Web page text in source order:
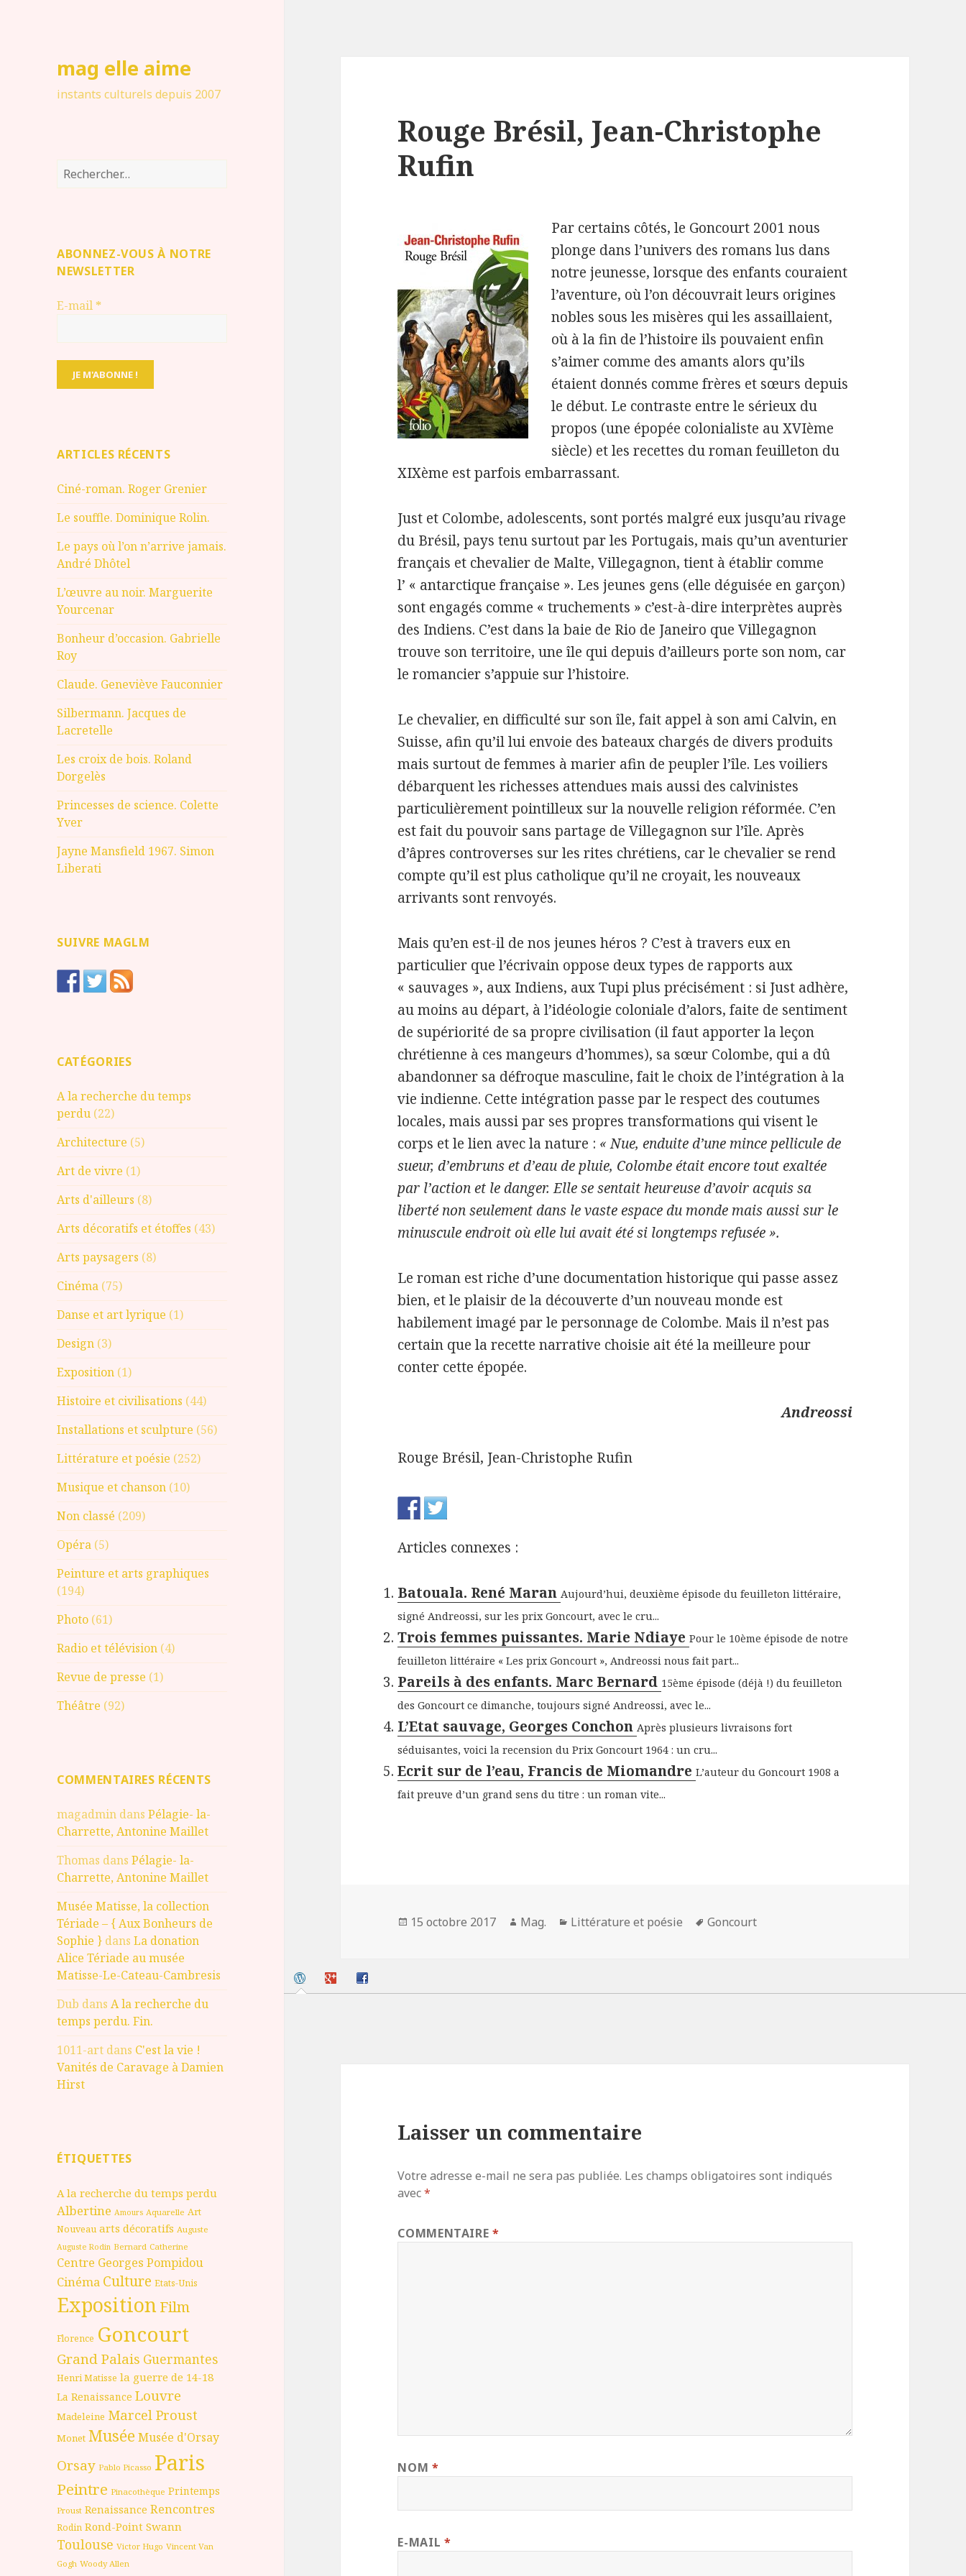
mag elle aime
instants culturels depuis 2007
Rechercher :
ABONNEZ-VOUS À NOTRE
NEWSLETTER
E-mail *
ARTICLES RÉCENTS
Ciné-roman. Roger Grenier
Le souffle. Dominique Rolin.
Le pays où l’on n’arrive jamais.
André Dhôtel
L’œuvre au noir. Marguerite
Yourcenar
Bonheur d’occasion. Gabrielle
Roy
Claude. Geneviève Fauconnier
Silbermann. Jacques de
Lacretelle
Les croix de bois. Roland
Dorgelès
Princesses de science. Colette
Yver
Jayne Mansfield 1967. Simon
Liberati
SUIVRE MAGLM
CATÉGORIES
A la recherche du temps
perdu (22)
Architecture (5)
Art de vivre (1)
Arts d'ailleurs (8)
Arts décoratifs et étoffes (43)
Arts paysagers (8)
Cinéma (75)
Danse et art lyrique (1)
Design (3)
Exposition (1)
Histoire et civilisations (44)
Installations et sculpture (56)
Littérature et poésie (252)
Musique et chanson (10)
Non classé (209)
Opéra (5)
Peinture et arts graphiques
(194)
Photo (61)
Radio et télévision (4)
Revue de presse (1)
Théâtre (92)
COMMENTAIRES RÉCENTS
magadmin dansPélagie- la-
Charrette, Antonine Maillet
Thomas dansPélagie- la-
Charrette, Antonine Maillet
Musée Matisse, la collection
Tériade – { Aux Bonheurs de
Sophie } dansLa donation
Alice Tériade au musée
Matisse-Le-Cateau-Cambresis
Dub dansA la recherche du
temps perdu. Fin.
1011-art dans C'est la vie !
Vanités de Caravage à Damien
Hirst
ÉTIQUETTES
A la recherche du temps perdu
Albertine Amours Aquarelle Art
Nouveau arts décoratifs Auguste
Auguste Rodin Bernard Catherine
Centre Georges Pompidou
Cinéma Culture Etats-Unis
ExpositionFilm
Florence Goncourt
Grand Palais Guermantes
Henri Matisse la guerre de 14-18
La Renaissance Louvre
Madeleine Marcel Proust
Monet Musée Musée d'Orsay
Orsay Pablo Picasso Paris
Peintre Pinacothèque Printemps
Proust Renaissance Rencontres
Rodin Rond-Point Swann
Toulouse Victor Hugo Vincent Van
Gogh Woody Allen
Rouge Brésil, Jean-Christophe
Rufin
Par certains côtés, le Goncourt 2001 nous
plonge dans l’univers des romans lus dans
notre jeunesse, lorsque des enfants couraient
l’aventure, où l’on découvrait leurs origines
nobles sous les misères qui les assaillaient,
où à la fin de l’histoire ils pouvaient enfin
s’aimer comme des amants alors qu’ils
étaient donnés comme frères et sœurs depuis
le début. Le contraste entre le sérieux du
propos (une épopée colonialiste au XVIème
siècle) et les recettes du roman feuilleton du
XIXème est parfois embarrassant.
Just et Colombe, adolescents, sont portés malgré eux jusqu’au rivage
du Brésil, pays tenu surtout par les Portugais, mais qu’un aventurier
français et chevalier de Malte, Villegagnon, tient à établir comme
l’ « antarctique française ». Les jeunes gens (elle déguisée en garçon)
sont engagés comme « truchements » c’est-à-dire interprètes auprès
des Indiens. C’est dans la baie de Rio de Janeiro que Villegagnon
trouve son territoire, une île qui depuis d’ailleurs porte son nom, car
le romancier s’appuie sur l’histoire.
Le chevalier, en difficulté sur son île, fait appel à son ami Calvin, en
Suisse, afin qu’il lui envoie des bateaux chargés de divers produits
mais surtout de femmes à marier afin de peupler l’île. Les voiliers
débarquent les richesses attendues mais aussi des calvinistes
particulièrement pointilleux sur la nouvelle religion réformée. C’en
est fait du pouvoir sans partage de Villegagnon sur l’île. Après
d’âpres controverses sur les rites chrétiens, car le chevalier se rend
compte qu’il est plus catholique qu’il ne croyait, les nouveaux
arrivants sont renvoyés.
Mais qu’en est-il de nos jeunes héros ? C’est à travers eux en
particulier que l’écrivain oppose deux types de rapports aux
« sauvages », aux Indiens, aux Tupi plus précisément : si Just adhère,
au moins au départ, à l’idéologie coloniale d’alors, faite de sentiment
de supériorité de sa propre civilisation (il faut apporter la leçon
chrétienne à ces mangeurs d’hommes), sa sœur Colombe, qui a dû
abandonner sa défroque masculine, fait le choix de l’intégration à la
vie indienne. Cette intégration passe par le respect des coutumes
locales, mais aussi par ses propres transformations qui visent le
corps et le lien avec la nature : « Nue, enduite d’une mince pellicule de
sueur, d’embruns et d’eau de pluie, Colombe était encore tout exaltée
par l’action et le danger. Elle se sentait heureuse d’avoir acquis sa
liberté non seulement dans le vaste espace du monde mais aussi sur le
minuscule endroit où elle lui avait été si longtemps refusée ».
Le roman est riche d’une documentation historique qui passe assez
bien, et le plaisir de la découverte d’un nouveau monde est
habilement imagé par le personnage de Colombe. Mais il n’est pas
certain que la recette narrative choisie ait été la meilleure pour
conter cette épopée.
Andreossi
Rouge Brésil, Jean-Christophe Rufin
Articles connexes :
Batouala. René MaranAujourd’hui, deuxième épisode du feuilleton littéraire,
signé Andreossi, sur les prix Goncourt, avec le cru...
Trois femmes puissantes. Marie NdiayePour le 10ème épisode de notre
feuilleton littéraire « Les prix Goncourt », Andreossi nous fait part...
Pareils à des enfants. Marc Bernard 15ème épisode (déjà !) du feuilleton
des Goncourt ce dimanche, toujours signé Andreossi, avec le...
L’Etat sauvage, Georges ConchonAprès plusieurs livraisons fort
séduisantes, voici la recension du Prix Goncourt 1964 : un cru...
Ecrit sur de l’eau, Francis de MiomandreL’auteur du Goncourt 1908 a
fait preuve d’un grand sens du titre : un roman vite...
Publié
15 octobre 2017 Auteur
Mag. Catégories
Littérature et poésie
Mots-
Goncourt
Laisser un commentaire
Votre adresse e-mail ne sera pas publiée. Les champs obligatoires sont indiqués
avec*
COMMENTAIRE*
NOM *
E-MAIL *